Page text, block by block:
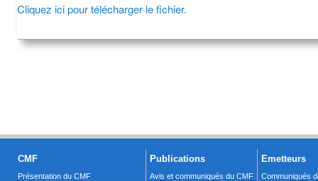
Cliquez ici pour télécharger le fichier.
CMF
Présentation du CMF
Publications
Avis et communiqués du CMF
Emetteurs
Communiqués